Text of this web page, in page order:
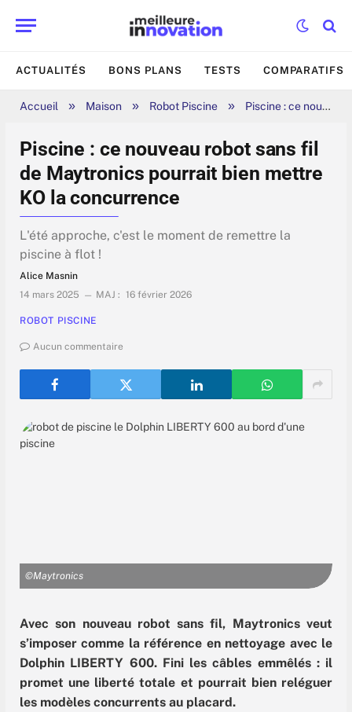
ACTUALITÉS BONS PLANS TESTS COMPARATIFS
Accueil » Maison » Robot Piscine » Piscine : ce nouveau robot sans fil de Maytronics pourrait bien mettre KO la concurrence
Piscine : ce nouveau robot sans fil
de Maytronics pourrait bien mettre
KO la concurrence
L'été approche, c'est le moment de remettre la
piscine à flot !
Alice Masnin
14 mars 2025
MAJ : 16 février 2026
ROBOT PISCINE
Aucun commentaire
©Maytronics
Avec son nouveau robot sans fil, Maytronics veut
s’imposer comme la référence en nettoyage avec le
Dolphin LIBERTY 600. Fini les câbles emmêlés : il
promet une liberté totale et pourrait bien reléguer
les modèles concurrents au placard.